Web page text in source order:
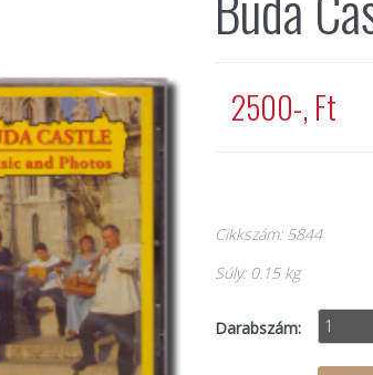
2500-, Ft
Cikkszám: 5844
Súly: 0.15 kg
Darabszám: